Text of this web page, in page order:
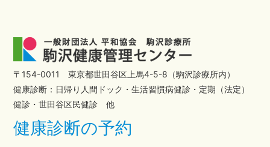
〒154-0011 東京都世田谷区上馬4-5-8（駒沢診療所内）
健康診断：日帰り人間ドック・生活習慣病健診・定期（法定）
健診・世田谷区民健診 他
健康診断の予約